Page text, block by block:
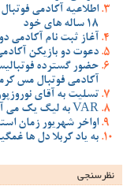
اطلاعیه آکادمی
18 ساله های خود
آغاز ثبت نام
دعوت دو بازیکن
حضور گسترده
آکادمی فوتبال مس
تسلیت به آقای
VAR به لیگ یک می آید؟!
اواخر شهریور زمان
به یاد کربلا دل ها
نظرسنجی